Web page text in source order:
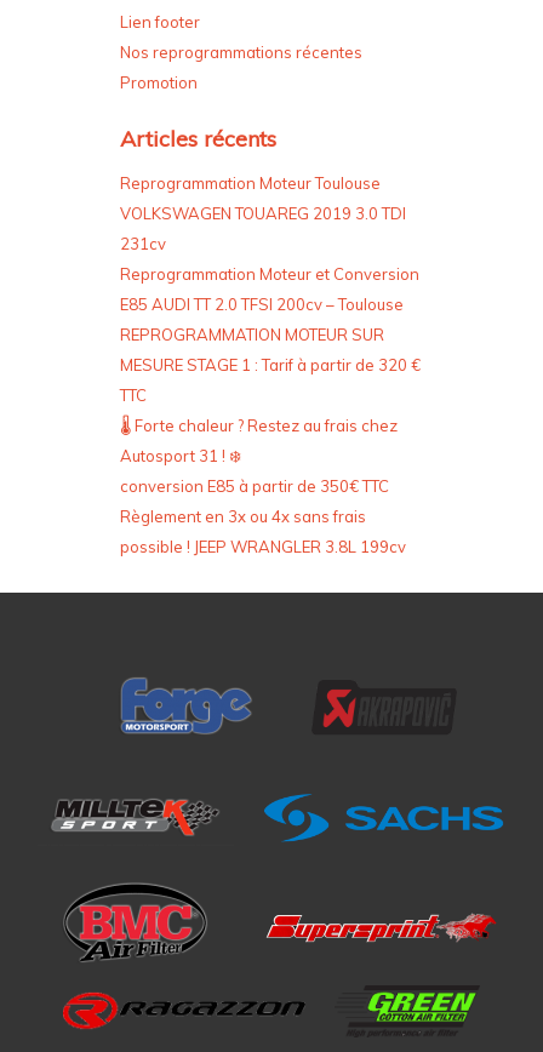
Lien footer
Nos reprogrammations récentes
Promotion
Articles récents
Reprogrammation Moteur Toulouse
VOLKSWAGEN TOUAREG 2019 3.0 TDI
231cv
Reprogrammation Moteur et Conversion
E85 AUDI TT 2.0 TFSI 200cv – Toulouse
REPROGRAMMATION MOTEUR SUR
MESURE STAGE 1 : Tarif à partir de 320 €
TTC
🌡️ Forte chaleur ? Restez au frais chez
Autosport 31 ! ❄️
conversion E85 à partir de 350€ TTC
Règlement en 3x ou 4x sans frais
possible ! JEEP WRANGLER 3.8L 199cv